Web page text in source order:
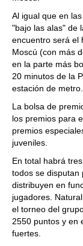
Al igual que en
"bajo las alas" de
encuentro será el
Moscú (con más
en la parte más
20 minutos de la
estación de metro.
La bolsa de
los premios para
premios
juveniles.
En total habrá
todos se disputan
distribuyen en
jugadores.
el torneo del
2550 puntos y en
fuertes.